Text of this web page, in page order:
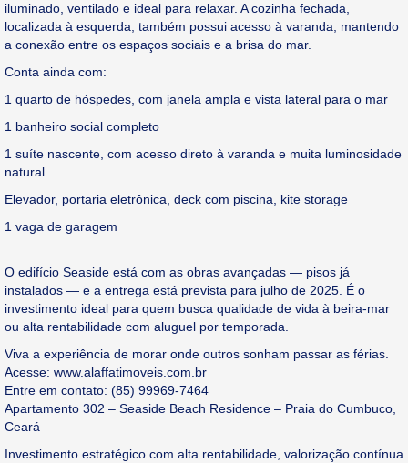
iluminado, ventilado e ideal para relaxar. A cozinha fechada,
localizada à esquerda, também possui acesso à varanda, mantendo
a conexão entre os espaços sociais e a brisa do mar.
Conta ainda com:
1 quarto de hóspedes, com janela ampla e vista lateral para o mar
1 banheiro social completo
1 suíte nascente, com acesso direto à varanda e muita luminosidade
natural
Elevador, portaria eletrônica, deck com piscina, kite storage
1 vaga de garagem
O edifício Seaside está com as obras avançadas — pisos já
instalados — e a entrega está prevista para julho de 2025. É o
investimento ideal para quem busca qualidade de vida à beira-mar
ou alta rentabilidade com aluguel por temporada.
Viva a experiência de morar onde outros sonham passar as férias.
Acesse: www.alaffatimoveis.com.br
Entre em contato: (85) 99969-7464
Apartamento 302 – Seaside Beach Residence – Praia do Cumbuco,
Ceará
Investimento estratégico com alta rentabilidade, valorização contínua